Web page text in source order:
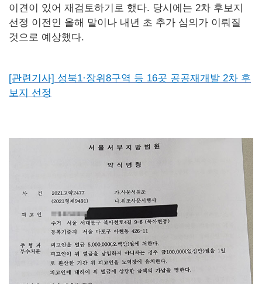
이견이 있어 재검토하기로 했다. 당시에는 2차 후보지
선정 이전인 올해 말이나 내년 초 추가 심의가 이뤄질
것으로 예상했다.
[관련기사] 성북1·장위8구역 등 16곳 공공재개발 2차 후
보지 선정